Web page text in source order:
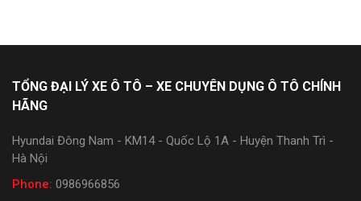
TỔNG ĐẠI LÝ XE Ô TÔ – XE CHUYÊN DỤNG Ô TÔ CHÍNH
HÃNG
Hyundai Đông Nam - KM14 - Quốc Lộ 1A - Huyện Thanh Trì -
Hà Nội
Phone: 0986966856